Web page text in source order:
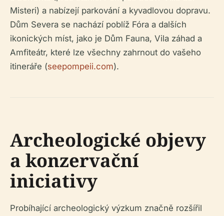
Misteri) a nabízejí parkování a kyvadlovou dopravu.
Dům Severa se nachází poblíž Fóra a dalších
ikonických míst, jako je Dům Fauna, Vila záhad a
Amfiteátr, které lze všechny zahrnout do vašeho
itineráře (seepompeii.com).
Archeologické objevy
a konzervační
iniciativy
Probíhající archeologický výzkum značně rozšířil